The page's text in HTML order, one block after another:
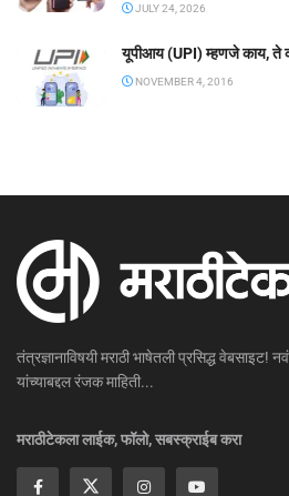
JULY 24, 2026
यूपीआय (UPI) म्हणजे काय, ते
NOVEMBER 4, 2016
तंत्रज्ञानाविषयी मराठी भाषेतली प्रसिद्ध वेबसाइट!
यांच्याबद्दल रंजक माहिती...
मराठीटेकला लाईक, फॉलो, सबस्क्राईब करा